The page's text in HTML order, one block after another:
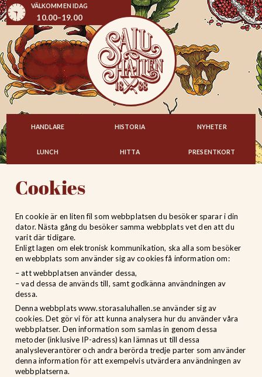
VÄLKOMMEN IDAG
10.00–19.00
HANDLARE HISTORIA NYHETER
LUNCH HITTA PRESENTKORT
Cookies
En cookie är en liten fil som webbplatsen du besöker sparar i din
dator. Nästa gång du besöker samma webbplats vet den att du
varit där tidigare.
Enligt lagen om elektronisk kommunikation, ska alla som besöker
en webbplats som använder sig av cookies få information om:
– att webbplatsen använder dessa,
– vad dessa de används till, samt godkänna användningen av
dessa.
Denna webbplats www.storasaluhallen.se använder sig av
cookies. Det gör vi för att kunna analysera hur du använder våra
webbplatser. Den information som samlas in genom dessa
metoder (inklusive IP-adress) kan lämnas ut till dessa
analysleverantörer och andra berörda tredje parter som använder
denna information för att exempelvis utvärdera användningen av
webbplatserna.